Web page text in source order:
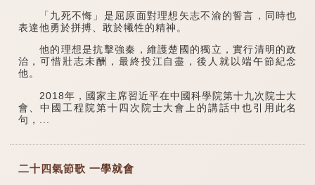
「九死不悔」是屈原面對理想矢志不渝的誓言，同時也
表達他勇於拼搏、敢於犧牲的精神。
他的理想是抗擊強秦，維護楚國的獨立，實行清明的政
治，可惜壯志未酬，最終投江自盡，後人就以端午節紀念
他。
2018年，國家主席習近平在中國科學院第十九次院士大
會、中國工程院第十四次院士大會上的講話中也引用此名
句，...
二十四氣節歌 一學就會